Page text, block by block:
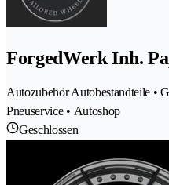
ForgedWerk Inh.
Autozubehör Autobestandteile •
Pneuservice • Autoshop
Geschlossen